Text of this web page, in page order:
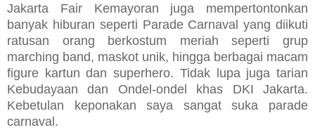
Jakarta Fair Kemayoran juga mempertontonkan
banyak hiburan seperti Parade Carnaval yang diikuti
ratusan orang berkostum meriah seperti grup
marching band, maskot unik, hingga berbagai macam
figure kartun dan superhero. Tidak lupa juga tarian
Kebudayaan dan Ondel-ondel khas DKI Jakarta.
Kebetulan keponakan saya sangat suka parade
carnaval.